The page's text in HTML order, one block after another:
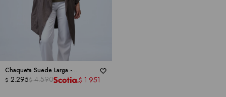
Chaqueta Suede Larga -
PHILOSOPHY
$ 2.295$ 4.590 $ 1.951